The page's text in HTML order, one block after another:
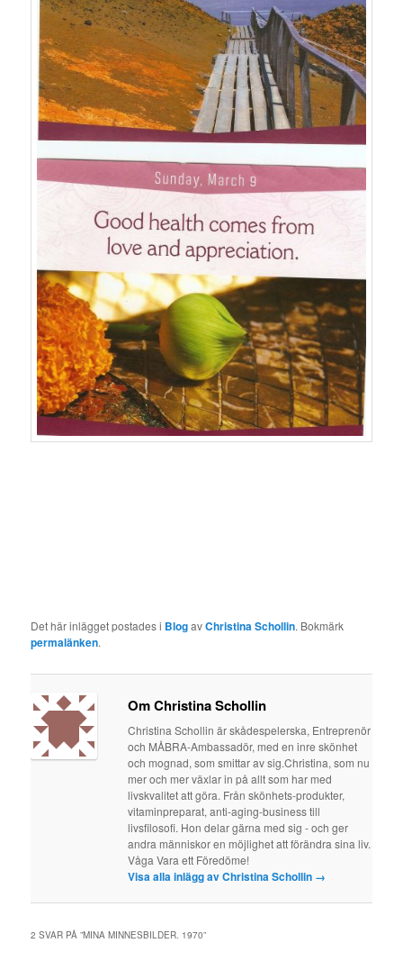
Det här inlägget postades i BlogavChristina Schollin. Bokmärk
permalänken.
Om Christina Schollin
Christina Schollin är skådespelerska, Entreprenör
och MÅBRA-Ambassadör, med en inre skönhet
och mognad, som smittar av sig.Christina, som nu
mer och mer växlar in på allt som har med
livskvalitet att göra. Från skönhets-produkter,
vitaminpreparat, anti-aging-business till
livsfilosofi. Hon delar gärna med sig - och ger
andra människor en möjlighet att förändra sina liv.
Våga Vara ett Föredöme!
Visa alla inlägg av Christina Schollin →
2 SVAR PÅ ”MINA MINNESBILDER. 1970”